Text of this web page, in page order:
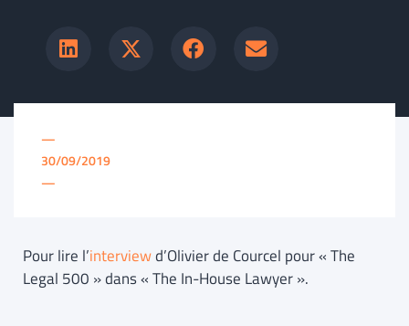
—
30/09/2019
—
Pour lire l’interviewd’Olivier de Courcel pour « The
Legal 500 » dans « The In-House Lawyer ».